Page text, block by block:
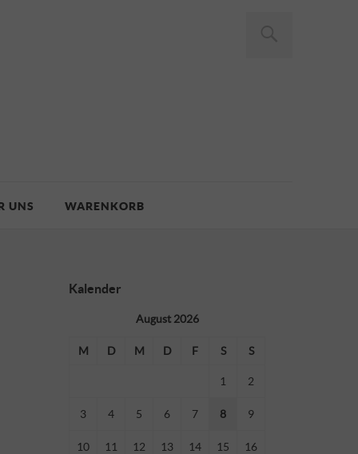
UNS WARENKORB
Kalender
August 2026
M D M D F S S
1 2
3 4 5 6 7 8 9
10 11 12 13 14 15 16